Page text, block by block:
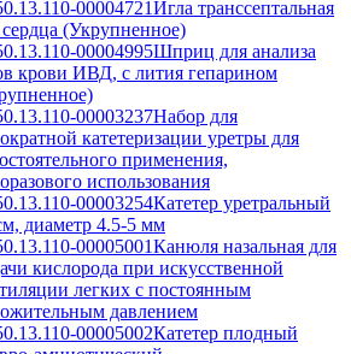
00004721Игла транссептальная
сердца (Укрупненное)
00004995Шприц для анализа
крови ИВД, с лития гепарином
00003237Набор для
катетеризации уретры для
применения,
использования
00003254Катетер уретральный
диаметр 4.5-5 мм
00005001Канюля назальная для
кислорода при искусственной
легких с постоянным
давлением
00005002Катетер плодный